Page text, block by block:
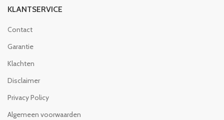
KLANTSERVICE
Contact
Garantie
Klachten
Disclaimer
Privacy Policy
Algemeen voorwaarden